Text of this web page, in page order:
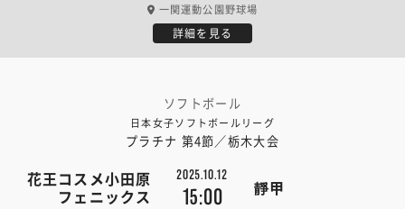
一関運動公園野球場
詳細を見る
ソフトボール
日本女子ソフトボールリーグ
プラチナ 第4節／栃木大会
花王コスメ小田原
フェニックス
2025.10.12
15:00 靜甲